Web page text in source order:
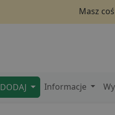
Masz
DODAJ Informacje